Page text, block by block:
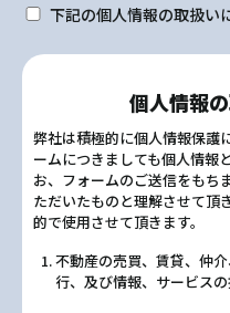
下記の個人情報の取扱い
個人情報
弊社は積極的に個人情報保護
ームにつきましても個人情報
お、フォームのご送信をもち
ただいたものと理解させて頂
的で使用させて頂きます。
不動産の売買、賃貸、仲
行、及び情報、サービスの